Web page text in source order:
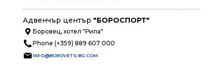
Адвенчър център "БОРОСПОРТ"
Боровец, хотел "Рила"
Phone (+359) 889 607 000
INFO@BOROVETS-BG.COM